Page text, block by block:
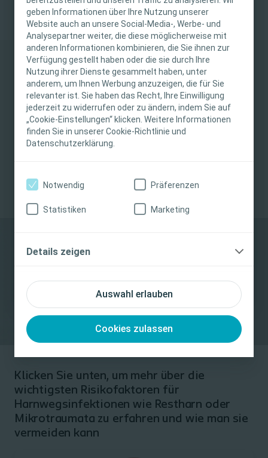
geben Informationen über Ihre Nutzung unserer
Website auch an unsere Social-Media-, Werbe- und
Analysepartner weiter, die diese möglicherweise mit
anderen Informationen kombinieren, die Sie ihnen zur
Verfügung gestellt haben oder die sie durch Ihre
Nutzung ihrer Dienste gesammelt haben, unter
anderem, um Ihnen Werbung anzuzeigen, die für Sie
relevanter ist. Sie haben das Recht, Ihre Einwilligung
jederzeit zu widerrufen oder zu ändern, indem Sie auf
„Cookie-Einstellungen“ klicken. Weitere Informationen
finden Sie in unserer Cookie-Richtlinie und
Datenschutzerklärung.
Auswahl erlauben
Cookies zulassen
Notwendig Präferenzen
Statistiken Marketing
Details zeigen
WICHTIGER HINWEIS
Diese Website richtet sich nur an medizinische
Fachpersonen. Der Inhalt der Website ist für
fachliche Informations- und Fortbildungszwecke
bestimmt. Coloplast bietet keinen individuellen
medizinischen Rat. Die Verantwortung für die
individuelle Patientenversorgung liegt bei den
medizinischen Fachpersonen. Detaillierte
Produktinformationen zu den vorgestellten
Produkten, einschließlich Anwendungshinweise,
Vorsichtsmaßnahmen und Warnhinweisen,
finden Sie in der Gebrauchsanweisung (IFU) des
Produkts, die vor der Verwendung sorgfältig zu
Ich bin eine medizinische Fachkraft
verschiedenen Abschnitten vertraut und lernen Sie, wie Sie es
zusammen mit Ihrem Patienten verwenden können.
HWI-Risikofaktor-Modell
Einführung des Beurteilungstools
von Harnwegsinfektionen für
Anwender*innen von
Einmalkathetern
Lernen Sie mehr
Klicken Sie unten, um mehr über die
wichtigsten Risikofaktoren für
Harnwegsinfektionen wie Restharn oder
Mikrotraumata zu erfahren und wie man sie
vermeiden kann